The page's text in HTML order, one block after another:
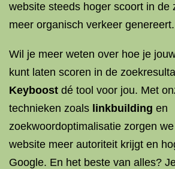
website steeds hoger scoort in de
meer organisch verkeer genereert.
Wil je meer weten over hoe je
kunt laten scoren in de
Keyboost dé tool voor jou. Met
technieken zoals linkbuilding en
zoekwoordoptimalisatie zorgen
website meer autoriteit krijgt en
Google. En het beste van alles?